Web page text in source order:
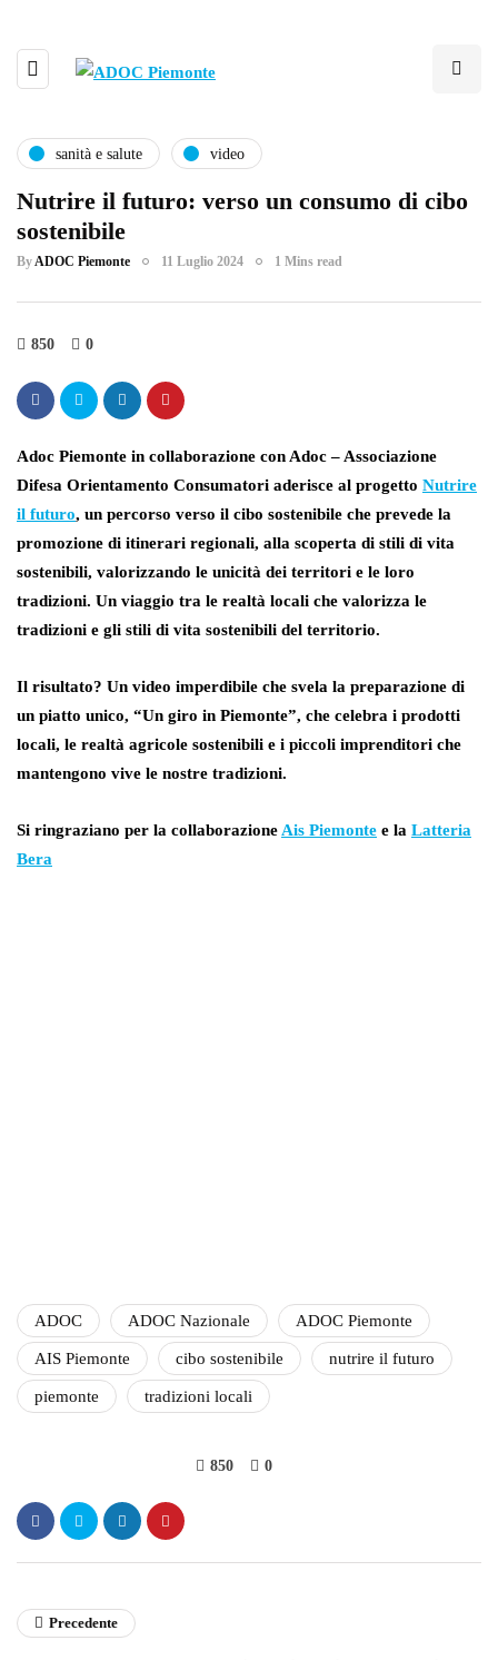
sanità e salute video
Nutrire il futuro: verso un consumo di cibo
sostenibile
ByADOC Piemonte 11 Luglio 2024 1 Mins read
850 0
Adoc Piemonte in collaborazione con Adoc – Associazione
Difesa Orientamento Consumatori aderisce al progetto Nutrire
il futuro, un percorso verso il cibo sostenibile che prevede la
promozione di itinerari regionali, alla scoperta di stili di vita
sostenibili, valorizzando le unicità dei territori e le loro
tradizioni. Un viaggio tra le realtà locali che valorizza le
tradizioni e gli stili di vita sostenibili del territorio.
Il risultato? Un video imperdibile che svela la preparazione di
un piatto unico, “Un giro in Piemonte”, che celebra i prodotti
locali, le realtà agricole sostenibili e i piccoli imprenditori che
mantengono vive le nostre tradizioni.
Si ringraziano per la collaborazione Ais Piemonte e la Latteria
Bera
ADOC ADOC Nazionale ADOC Piemonte
AIS Piemonte cibo sostenibile nutrire il futuro
piemonte tradizioni locali
850 0
Precedente